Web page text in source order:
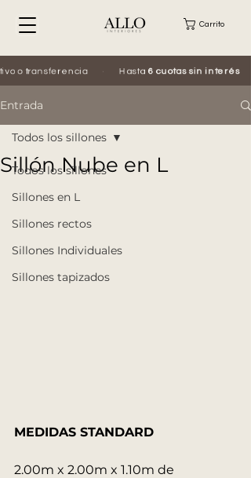
transferencia · Hasta6 cuotas sin interés ·
Carrito
Entrada
Todos los sillones
Sillones en L
Sillones rectos
Sillones Individuales
Sillones tapizados
Todos los sillones
Sillón Nube en L
MEDIDAS STANDARD
2.00m x 2.00m x 1.10m de